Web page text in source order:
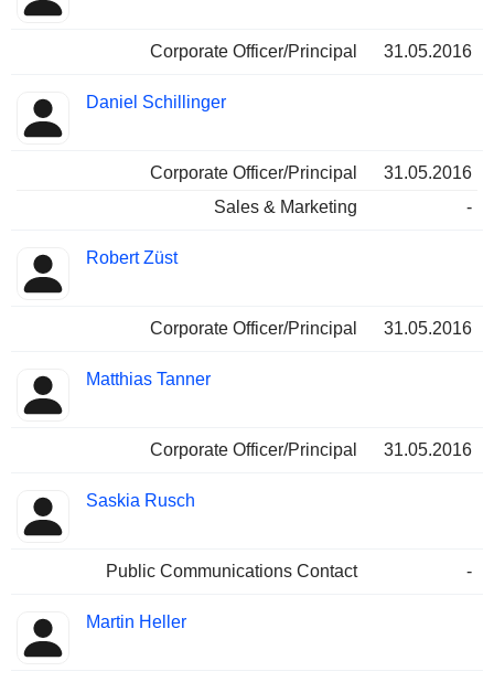
Corporate Officer/Principal 31.05.2016
Daniel Schillinger
Corporate Officer/Principal
31.05.2016
Sales & Marketing
-
Robert Züst
Corporate Officer/Principal 31.05.2016
Matthias Tanner
Corporate Officer/Principal 31.05.2016
Saskia Rusch
Public Communications Contact -
Martin Heller